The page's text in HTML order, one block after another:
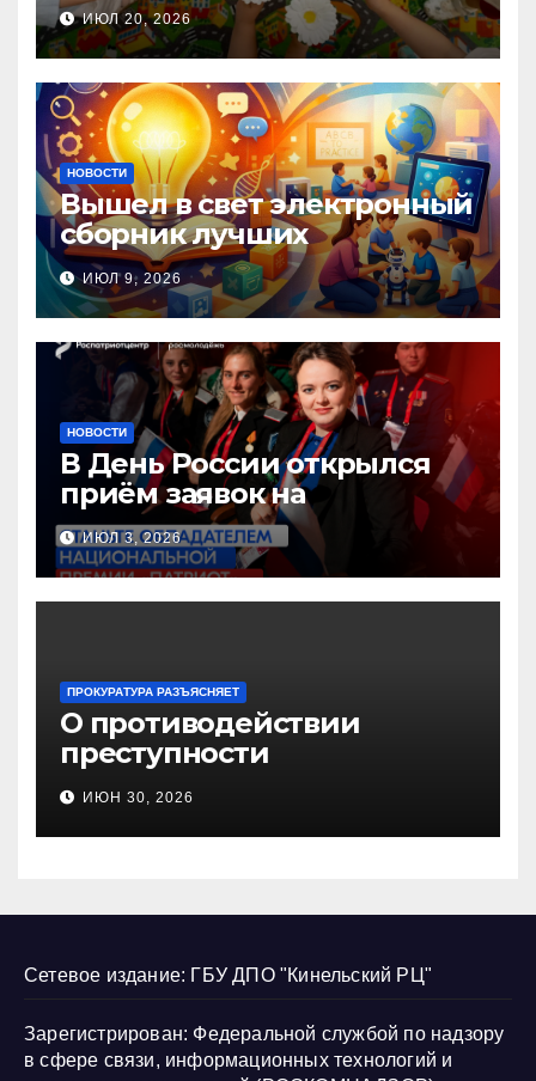
помощи, посвящённая Дню
семьи, любви и верности
ИЮЛ 20, 2026
НОВОСТИ
Вышел в свет электронный
сборник лучших
инновационных практик
педагогов дошкольного
образования!
ИЮЛ 9, 2026
НОВОСТИ
В День России открылся
приём заявок на
Национальную премию
«Патриот»
ИЮЛ 3, 2026
ПРОКУРАТУРА РАЗЪЯСНЯЕТ
О противодействии
преступности
несовершеннолетних и
нарушению их прав
ИЮН 30, 2026
Сетевое издание: ГБУ ДПО "Кинельский РЦ"
Зарегистрирован: Федеральной службой по надзору
в сфере связи, информационных технологий и